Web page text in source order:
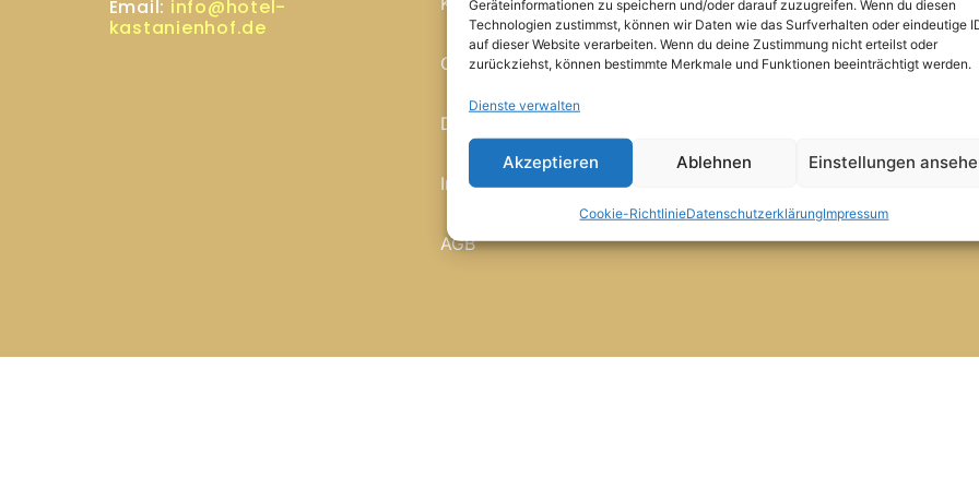
Geräteinformationen zu speichern und/oder darauf zuzugreifen. Wenn du diesen
Technologien zustimmst, können wir Daten wie das Surfverhalten oder eindeutige
auf dieser Website verarbeiten. Wenn du deine Zustimmung nicht erteilst oder
zurückziehst, können bestimmte Merkmale und Funktionen beeinträchtigt werden.
Dienste verwalten
Akzeptieren Ablehnen Einstellungen
Cookie-RichtlinieDatenschutzerklärungImpressum
Email: info@hotel-
kastanienhof.de
Cookie-Richtlinie (EU)
Datenschutzerklärung
Impressum
AGB
6.30 Uhr - 10 Uhr
Mittagstisch:
11.30 Uhr - 13.45 Uhr
24. Dezember Geschlossen
Nur Auf Vorbestellung. Denken